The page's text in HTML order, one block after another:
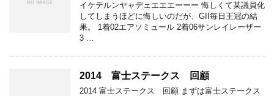
イケテルンヤャデェエエエーーー 悔しくて某議員化
してしまうほどに悔しいのだが、GII毎日王冠の結
果。 1着02エアソミュール 2着06サンレイレーザー
3 …
2014 富士ステークス 回顧
2014 富士ステークス 回顧 まずは富士ステークス